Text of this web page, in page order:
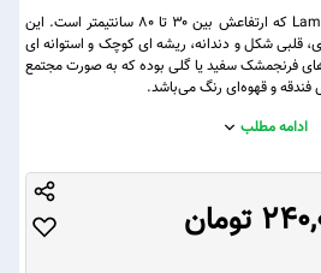
گیاهی است پایا ازخانواده Lamiaceae که ارتفاعش بین ۳۰ تا ۸۰ سانتیمتر است. این
قلبی شکل و دندانه، ریشه ای کوچک و استوانه ‌ای
سفید یا گلی بوده که به صورت مجتمع
فندقه و قهوه‌ای رنگ می‌باشد.
ادامه مطلب
تومان